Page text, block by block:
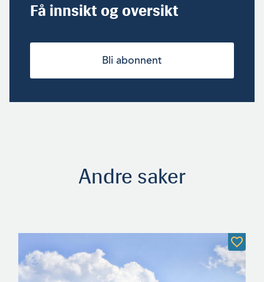
Få innsikt og oversikt
Bli abonnent
Andre saker